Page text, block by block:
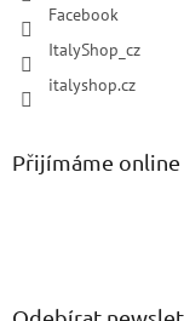
Facebook
ItalyShop_cz
italyshop.cz
Přijímáme